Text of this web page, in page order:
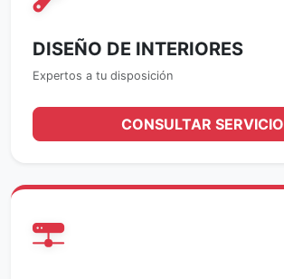
DISEÑO DE INTERIORES
Expertos a tu disposición
CONSULTAR SERVICIO